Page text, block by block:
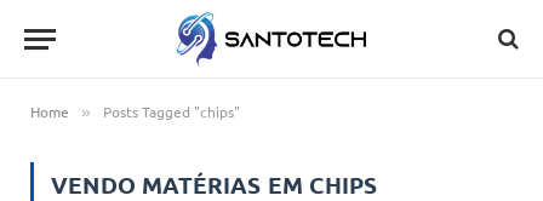
Home » Posts Tagged "chips"
VENDO MATÉRIAS EM CHIPS